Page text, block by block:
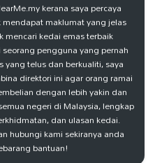
kerana saya percaya
maklumat yang jelas
mencari kedai emas terbaik
pengguna yang pernah
telus dan berkualiti, saya
direktori ini agar orang ramai
dengan lebih yakin dan
negeri di Malaysia, lengkap
dan ulasan kedai.
hubungi kami sekiranya anda
bantuan!